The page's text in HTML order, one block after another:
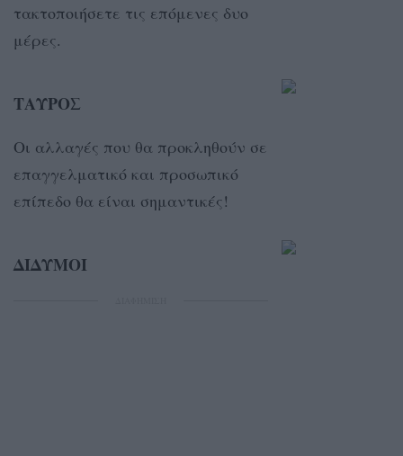
τακτοποιήσετε τις επόμενες δυο
μέρες.
ΤΑΥΡΟΣ
Οι αλλαγές που θα προκληθούν σε
επαγγελματικό και προσωπικό
επίπεδο θα είναι σημαντικές!
ΔΙΔΥΜΟΙ